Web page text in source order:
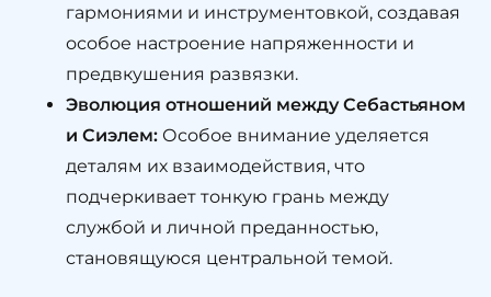
гармониями и инструментовкой, создавая
особое настроение напряженности и
предвкушения развязки.
Эволюция отношений между Себастьяном
и Сиэлем: Особое внимание уделяется
деталям их взаимодействия, что
подчеркивает тонкую грань между
службой и личной преданностью,
становящуюся центральной темой.